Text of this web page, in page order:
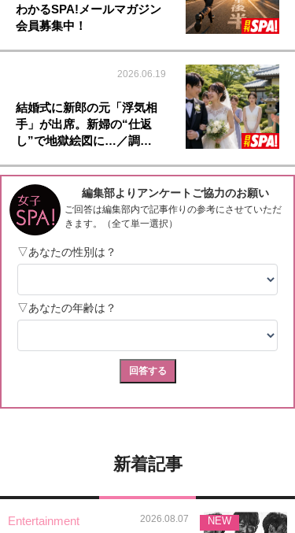
わかるSPA!メールマガジン
会員募集中！
2026.06.19
結婚式に新郎の元「浮気相
手」が出席。新婦の“仕返
し”で地獄絵図に…／調…
新着記事
Entertainment 2026.08.07 NEW